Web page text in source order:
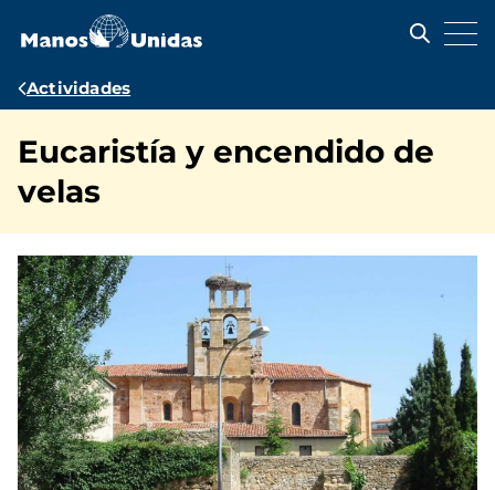
contenido
Ruta
navegación
Actividades
Eucaristía y encendido de
velas